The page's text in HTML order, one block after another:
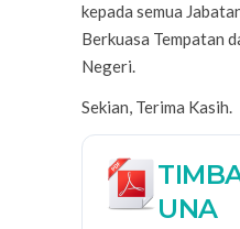
kepada semua
Berkuasa Tempatan
Negeri.
Sekian, Terima Kasih.
UNA